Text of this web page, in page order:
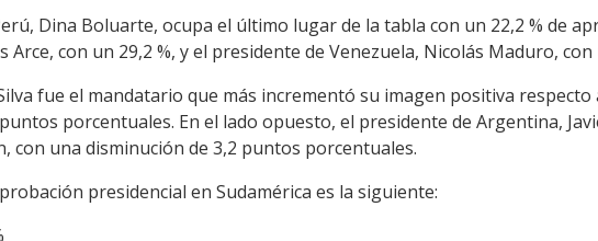
Dina Boluarte, ocupa el último lugar de la tabla con un 22,2 % de
con un 29,2 %, y el presidente de Venezuela, Nicolás Maduro, con
fue el mandatario que más incrementó su imagen positiva respecto
porcentuales. En el lado opuesto, el presidente de Argentina,
con una disminución de 3,2 puntos porcentuales.
presidencial en Sudamérica es la siguiente: